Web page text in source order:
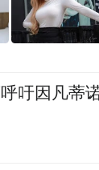
动提供更
记者 吴彤
）
吁因凡蒂